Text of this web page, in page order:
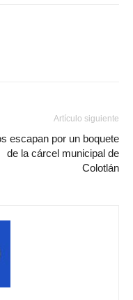
Artículo siguiente
escapan por un boquete
de la cárcel municipal de
Colotlán